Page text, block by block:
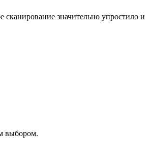
сканирование значительно упростило и
выбором.